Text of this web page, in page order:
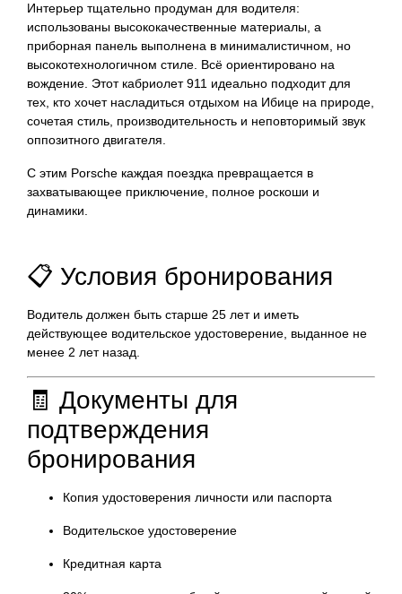
Интерьер тщательно продуман для водителя:
использованы высококачественные материалы, а
приборная панель выполнена в минималистичном, но
высокотехнологичном стиле. Всё ориентировано на
вождение. Этот кабриолет 911 идеально подходит для
тех, кто хочет насладиться отдыхом на Ибице на природе,
сочетая стиль, производительность и неповторимый звук
оппозитного двигателя.
С этим Porsche каждая поездка превращается в
захватывающее приключение, полное роскоши и
динамики.
📋 Условия бронирования
Водитель должен быть старше 25 лет и иметь
действующее водительское удостоверение, выданное не
менее 2 лет назад.
🧾 Документы для
подтверждения
бронирования
Копия удостоверения личности или паспорта
Водительское удостоверение
Кредитная карта